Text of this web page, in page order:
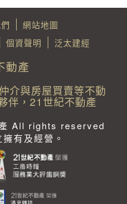
網站地圖
個資聲明 泛太建經
動產
介與房屋買賣等不動
伴，21世紀不動產
All rights reserved
有及經營。